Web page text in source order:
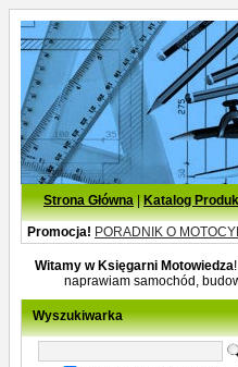
Strona Główna|Katalog
Promocja! PORADNIK O
Witamy w Księgarni Motowiedza
naprawiam samochód,
Wyszukiwarka